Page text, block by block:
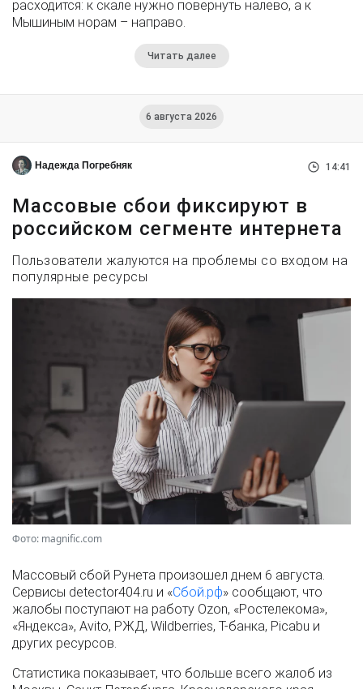
расходится: к скале нужно повернуть налево, а к
Мышиным норам – направо.
Читать далее
6 августа 2026
Надежда Погребняк 14:41
Массовые сбои фиксируют в
российском сегменте интернета
Пользователи жалуются на проблемы со входом на
популярные ресурсы
Фото: magnific.com
Массовый сбой Рунета произошел днем 6 августа.
Сервисы detector404.ru и «Сбой.рф» сообщают, что
жалобы поступают на работу Ozon, «Ростелекома»,
«Яндекса», Avito, РЖД, Wildberries, Т-банка, Picabu и
других ресурсов.
Статистика показывает, что больше всего жалоб из